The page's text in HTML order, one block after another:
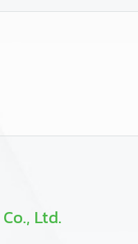
Ltd.